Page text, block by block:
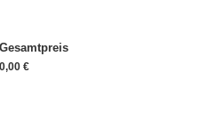
Gesamtpreis
0,00 €